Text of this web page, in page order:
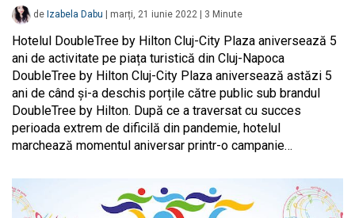
de Izabela Dabu marți, 21 iunie 2022 3 Minute
Hotelul DoubleTree by Hilton Cluj-City Plaza aniversează 5
ani de activitate pe piața turistică din Cluj-Napoca
DoubleTree by Hilton Cluj-City Plaza aniversează astăzi 5
ani de când și-a deschis porțile către public sub brandul
DoubleTree by Hilton. După ce a traversat cu succes
perioada extrem de dificilă din pandemie, hotelul
marchează momentul aniversar printr-o campanie…